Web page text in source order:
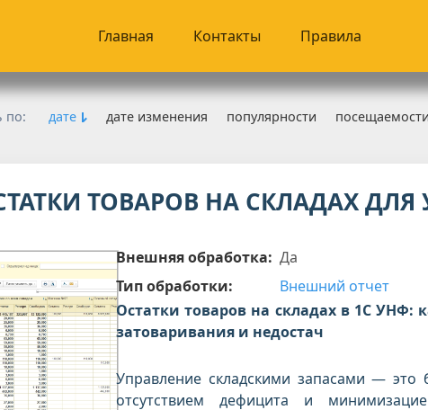
Главная Контакты Правила
по: дате дате изменения популярности посещаемости
ТОВАРОВ НА СКЛАДАХ ДЛЯ
Внешняя обработка: Да
Тип обработки:
Внешний отчет
Остатки товаров на складах в 1С УНФ:
затоваривания и недостач
Управление складскими запасами — это
отсутствием дефицита и